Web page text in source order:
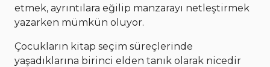
etmek, ayrıntılara eğilip manzarayı netleştirmek
yazarken mümkün oluyor.
Çocukların kitap seçim süreçlerinde
yaşadıklarına birinci elden tanık olarak nicedir